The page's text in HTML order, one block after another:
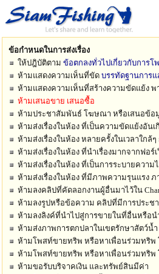
ข้อกำหนดในการส่งเรื่อง
ให้ปฎิบัติตาม ข้อตกลงทั่วไปเกี่ยวกับการ
ห้ามแสดงความเห็นที่ขัด บรรทัดฐานการ
ห้ามแสดงความเห็นที่สร้างความขัดแย้ง
ห้ามเสนอขาย เสนอซื้อ
ห้ามประชาสัมพันธ์ โฆษณา หรือเสนอข้อ
ห้ามส่งเรื่องในห้อง ที่เป็นความขัดแย้งอัน
ห้ามส่งเรื่องในห้อง หลายครั้งในเวลาใกล้
ห้ามส่งเรื่องในห้อง ที่นำเรื่องมากจากฟอร์เ
ห้ามส่งเรื่องในห้อง ที่เป็นการระบายควา
ห้ามส่งเรื่องในห้อง ที่มีภาพความรุนแรง
ห้ามลงคลิปที่คัดลอกงานผู้อื่นมาไว้ใน
ห้ามลงรูปหรือข้อความ คลิปที่มีการประชา
ห้ามลงลิงค์ที่นำไปสู่การขายในที่อื่นหรือน
ห้ามส่งภาพการตกปลาในเขตรักษาสัตว์น้ำ
ห้ามโพสท์ขายทริพ หรือหาเพื่อนร่วมทริพ
ห้ามโพสท์ขายทริพ หรือหาเพื่อนร่วมทริพ
ห้ามขอรับบริจาคเงิน และทรัพย์สินมีค่า